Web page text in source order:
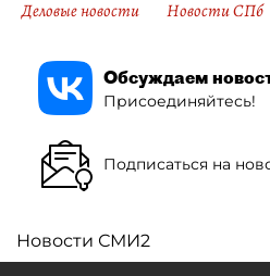
Деловые новости
Новости СПб
Обсуждаем
Присоединяйтесь!
Подписаться на
Новости СМИ2